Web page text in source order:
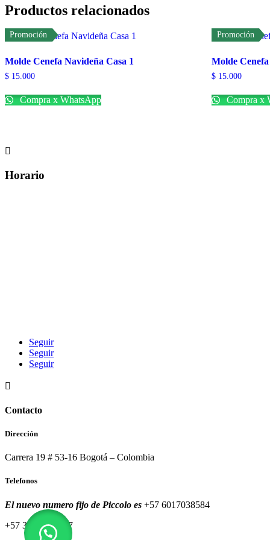
Productos relacionados
Promoción
Molde Cenefa Navideña Casa 1
$ 15.000
Compra x WhatsApp
Promoción
Molde
$ 15.000
Compra x

Horario
Seguir
Seguir
Seguir

Contacto
Dirección
Carrera 19 # 53-16 Bogotá – Colombia
Telefonos
El nuevo numero fijo de Piccolo es +57 6017038584
+57 320 8591557